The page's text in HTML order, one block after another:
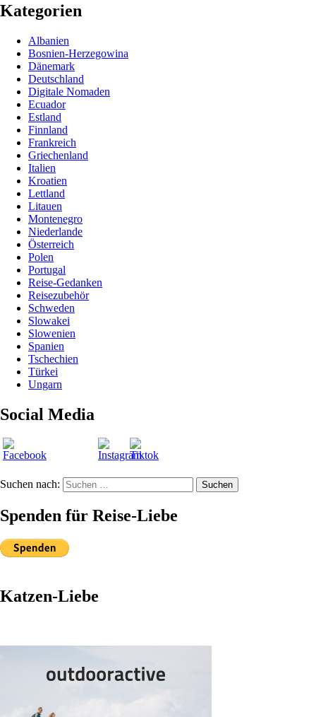
Kategorien
Albanien
Bosnien-Herzegowina
Dänemark
Deutschland
Digitale Nomaden
Ecuador
Estland
Finnland
Frankreich
Griechenland
Italien
Kroatien
Lettland
Litauen
Montenegro
Niederlande
Österreich
Polen
Portugal
Reise-Gedanken
Reisezubehör
Schweden
Slowakei
Slowenien
Spanien
Tschechien
Türkei
Ungarn
Social Media
Suchen nach: Suchen
Spenden für Reise-Liebe
Katzen-Liebe